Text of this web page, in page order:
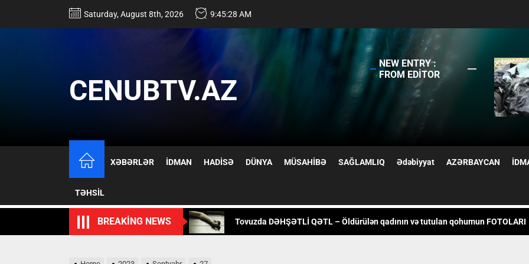
Saturday, August 8th, 2026 9:45:28 AM
CENUBTV.AZ
NEW ENTRY :
FROM EDITOR
XƏBƏRLƏR İDMAN HADİSƏ DÜNYA MÜSAHİBƏ SAĞLAMLIQ Ədəbiyyat AZƏRBAYCAN
TƏHSİL
BREAKING NEWS
17 yaşlı qıza nişan mərasimi keçirildi, valideynləri polisə dəvət olundu
Mürəkkəb geosiyasətdə Azərbaycan MODELİ: Rəsmi Bakı Moskva və Kiyevlə